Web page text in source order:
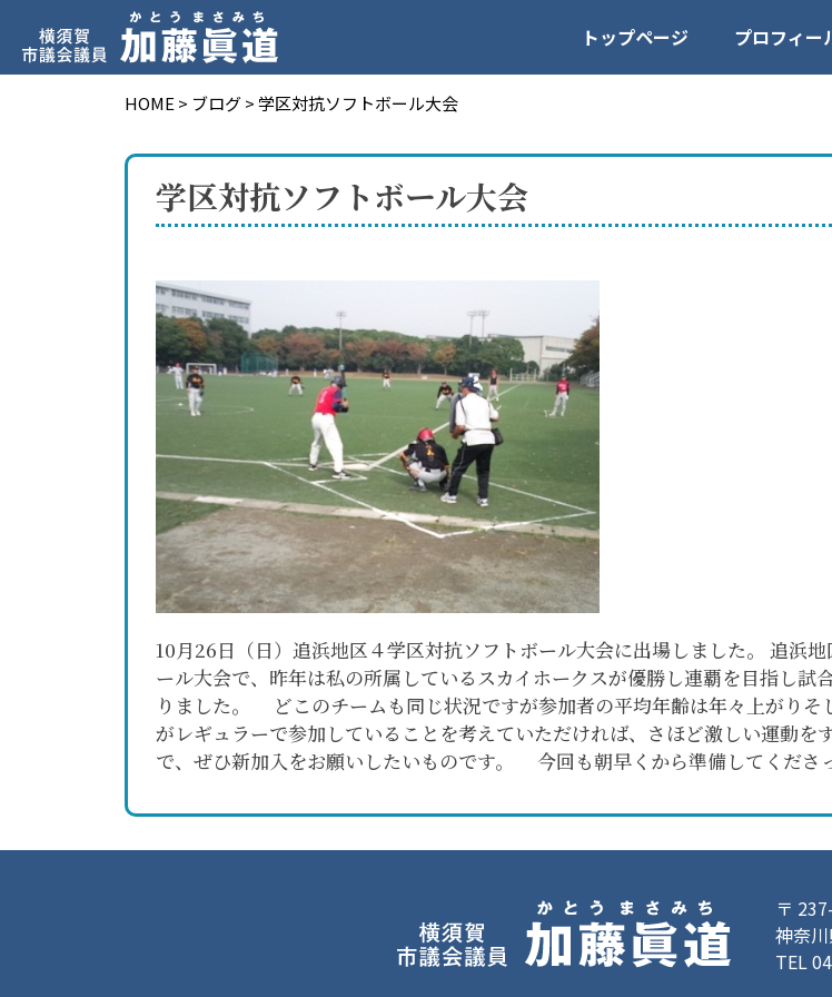
トップページ プロフィー
HOME > ブログ>学区対抗ソフトボール大会
学区対抗ソフトボール大会
10月26日（日）追浜地区４学区対抗ソフトボール大会に出場しました。 追浜
ール大会で、昨年は私の所属しているスカイホークスが優勝し連覇を目指し
りました。 どこのチームも同じ状況ですが参加者の平均年齢は年々上がり
がレギュラーで参加していることを考えていただければ、さほど激しい運動
で、ぜひ新加入をお願いしたいものです。 今回も朝早くから準備してくださ
〒
神奈
TEL